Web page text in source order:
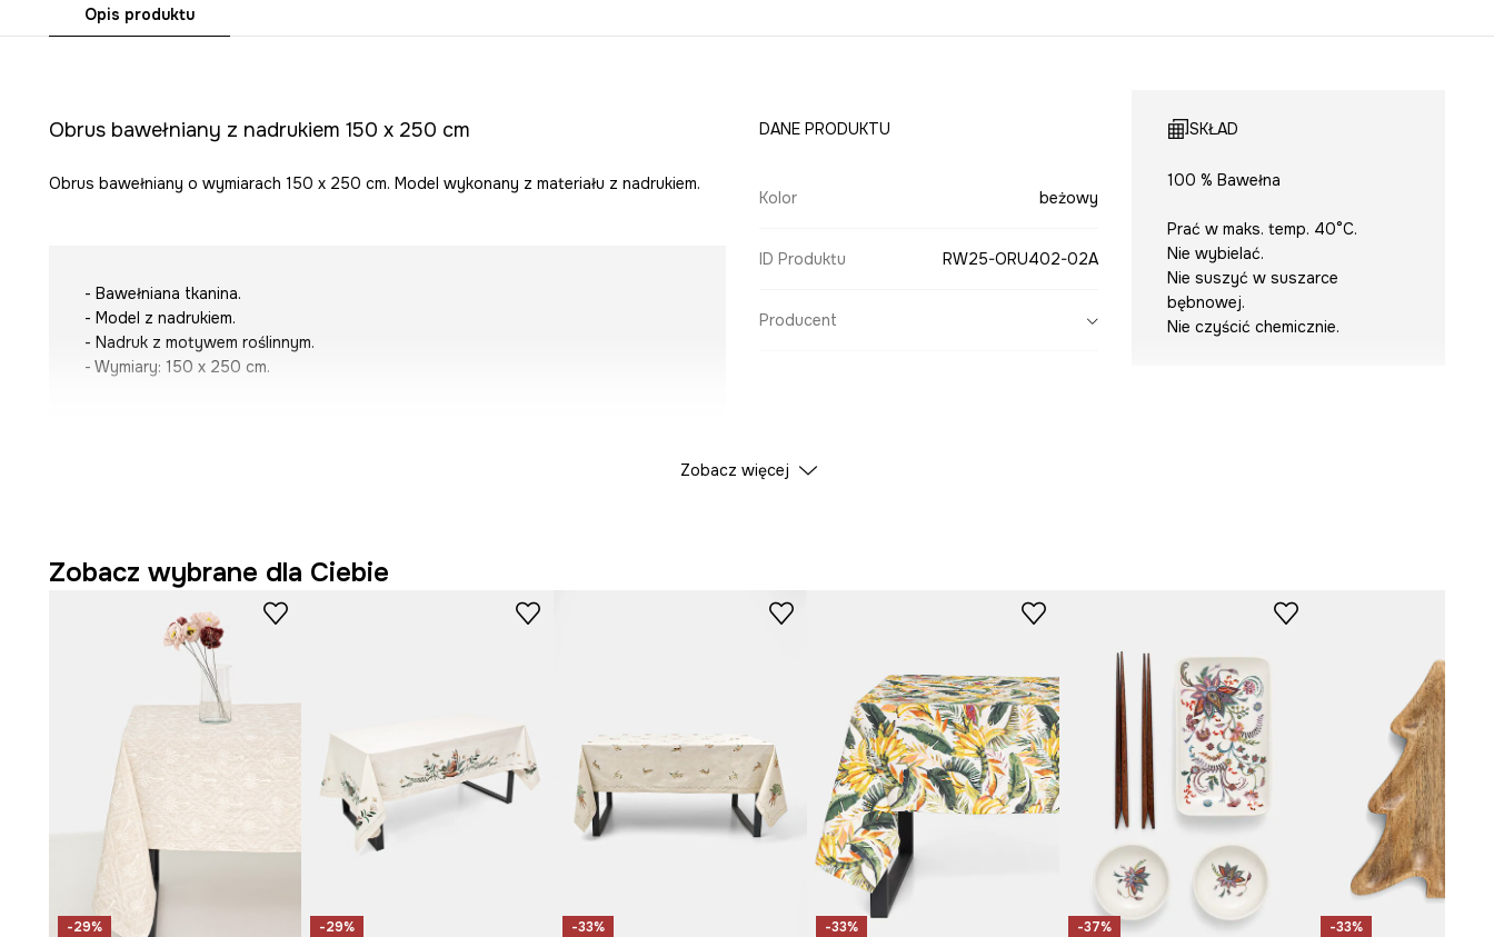
Opis produktu
Obrus bawełniany z nadrukiem 150 x 250 cm
Obrus bawełniany o wymiarach 150 x 250 cm. Model wykonany z materiału z nadrukiem.
- Bawełniana tkanina.
- Model z nadrukiem.
- Nadruk z motywem roślinnym.
- Wymiary: 150 x 250 cm.
DANE PRODUKTU
Kolor beżowy
ID Produktu RW25-ORU402-02A
Producent
SKŁAD
100 % Bawełna
Prać w maks. temp. 40°C.
Nie wybielać.
Nie suszyć w suszarce
bębnowej.
Nie czyścić chemicznie.
Zobacz więcej
Zobacz wybrane dla Ciebie
-29%
-29%
-33%
-33%
-37%
-33%